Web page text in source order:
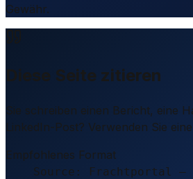
Gewähr.
Diese Seite zitieren
Sie schreiben einen Bericht, eine
LinkedIn-Post? Verwenden Sie
Empfohlenes Format
Source: Frachtportal